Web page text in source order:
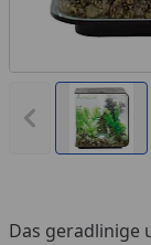
Vorheriges
Das geradlinige